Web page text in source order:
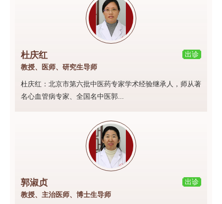
出诊
杜庆红
教授、医师、研究生导师
杜庆红：北京市第六批中医药专家学术经验继承人，师从著
名心血管病专家、全国名中医郭...
出诊
郭淑贞
教授、主治医师、博士生导师